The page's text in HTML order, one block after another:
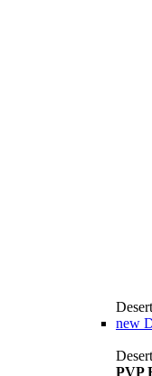
new
PVP